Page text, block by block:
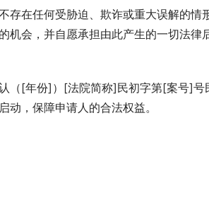
存在任何受胁迫、欺诈或重大误解的情
机会，并自愿承担由此产生的一切法律
（[年份]）[法院简称]民初字第[案号]号
，保障申请人的合法权益。